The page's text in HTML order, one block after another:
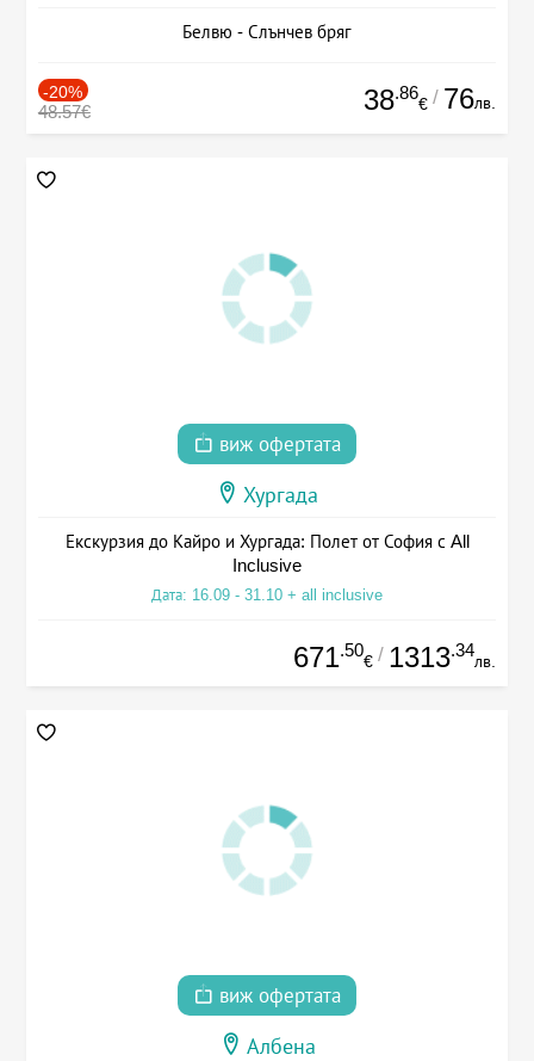
Белвю - Слънчев бряг
-20%
48.57€ 38.86
€ / 76лв.
виж офертата
Хургада
Екскурзия до Кайро и Хургада: Полет от София с All
Inclusive
Дата: 16.09 - 31.10 + all inclusive
671.50
€ / 1313.34
лв.
виж офертата
Албена